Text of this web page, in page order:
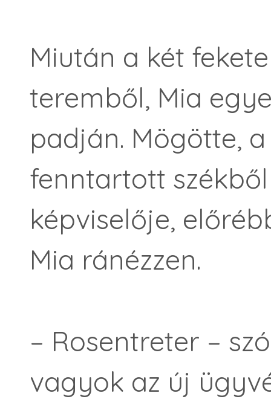
Miután a két
teremből, Mia
padján. Mögötte,
fenntartott
képviselője,
Mia ránézzen.
– Rosentreter –
vagyok az új